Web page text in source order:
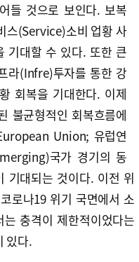
들 것으로 보인다. 보복
스(Service)소비 업황 사
기대할 수 있다. 또한 큰
라(Infre)투자를 통한 강
회복을 기대한다. 이제
불균형적인 회복흐름에
Union; 유럽연
국가 경기의 동
기대되는 것이다. 이전 위
로나19 위기 국면에서 소
는 충격이 제한적이었다는
있다.